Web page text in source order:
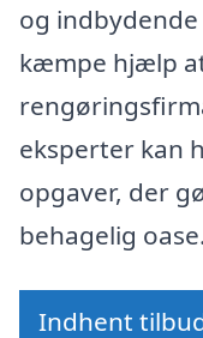
og
kæmpe hjælp
eksperter kan
opgaver, der
behagelig oase.
Indhent